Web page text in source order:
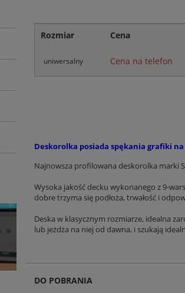
Rozmiar Cena
uniwersalny Cena na telefon
Deskorolka posiada spękania grafiki
Najnowsza profilowana deskorolka marki
Wysoka jakość decku wykonanego z 9-
dobre trzyma się podłoża, trwałość i
Deska w klasycznym rozmiarze, idealna
lub jeżdża na niej od dawna, i szukają
DO POBRANIA